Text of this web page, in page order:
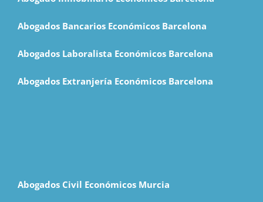
Abogados Bancarios Económicos Barcelona
Abogados Laboralista Económicos Barcelona
Abogados Extranjería Económicos Barcelona
Abogados Civil Económicos Murcia